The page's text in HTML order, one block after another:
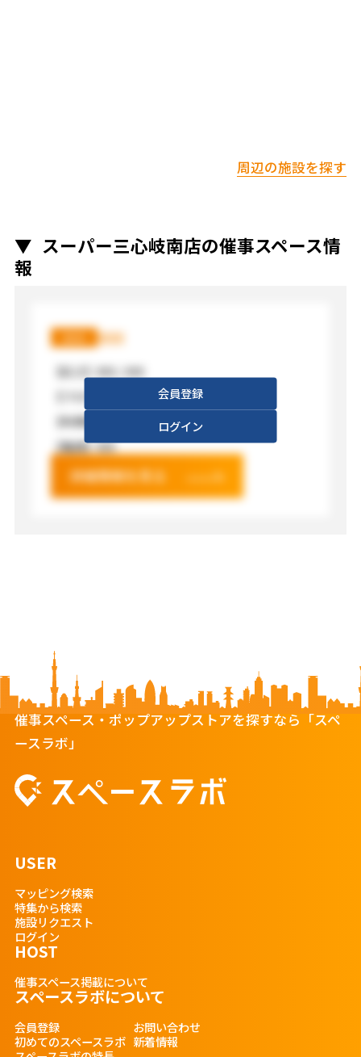
周辺の施設を探す
スーパー三心岐南店の催事スペース情
報
XXX XXX
【広さ】
XXX / XXX
【フロア】
【利用料金】
【電源】XXX
詳細情報を見る
会員登録
ログイン
催事スペース・ポップアップストアを探すなら「スペ
ースラボ」
USER
マッピング検索
特集から検索
施設リクエスト
ログイン
HOST
催事スペース掲載について
スペースラボについて
会員登録
初めてのスペースラボ
お問い合わせ
新着情報